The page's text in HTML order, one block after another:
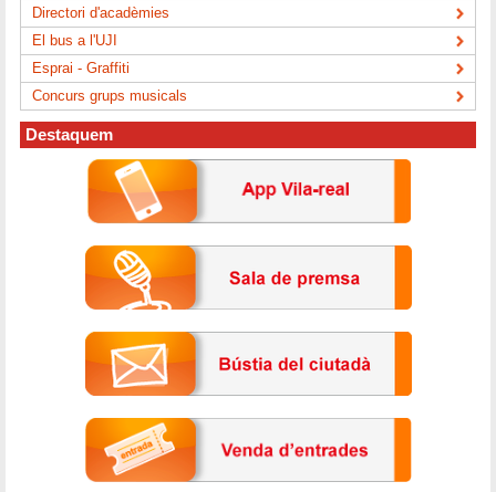
Directori d'acadèmies
El bus a l'UJI
Esprai - Graffiti
Concurs grups musicals
Destaquem